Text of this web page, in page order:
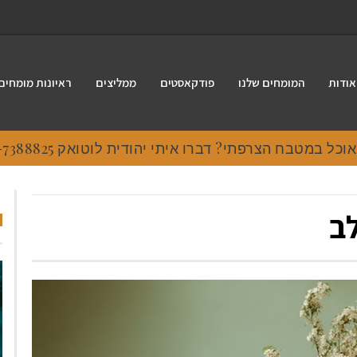
אודות המומחים שלנו פודקאסטים ממליצים ראיונות